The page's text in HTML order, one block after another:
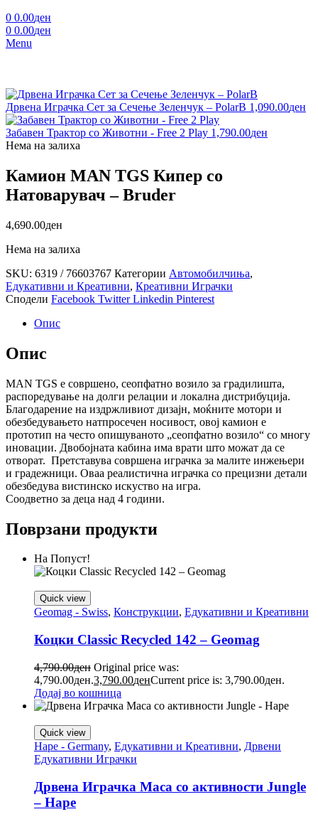
0 0.00ден
0 0.00ден
Menu
Дрвена Играчка Сет за Сечење Зеленчук – PolarB 1,090.00ден
Забавен Трактор со Животни - Free 2 Play 1,790.00ден
Нема на залиха
Камион MAN TGS Кипер со
Натоварувач – Bruder
4,690.00ден
Нема на залиха
SKU: 6319 / 76603767 Категории Автомобилчиња,
Едукативни и Креативни, Креативни Играчки
Сподели Facebook Twitter Linkedin Pinterest
Опис
Опис
MAN TGS е совршено, сеопфатно возило за градилишта,
распоредување на долги релации и локална дистрибуција.
Благодарение на издржливиот дизајн, моќните мотори и
обезбедувањето натпросечен носивост, овој камион е
прототип на често опишуваното „сеопфатно возило“ со многу
иновации. Двобојната кабина има врати што можат да се
отворат. Претставува совршена играчка за малите инжењери
и градежници. Оваа реалистична играчка со прецизни детали
обезбедува вистинско искуство на игра.
Соодветно за деца над 4 години.
Поврзани продукти
На Попуст!
Quick view
Geomag - Swiss, Конструкции, Едукативни и Креативни
Коцки Classic Recycled 142 – Geomag
4,790.00ден Original price was:
4,790.00ден.3,790.00денCurrent price is: 3,790.00ден.
Додај во кошница
Quick view
Hape - Germany, Едукативни и Креативни, Дрвени
Едукативни Играчки
Дрвена Играчка Маса со активности Jungle
– Hape